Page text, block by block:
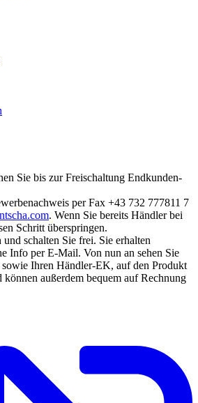
Sie bis zur Freischaltung Endkunden-
per Fax +43 732 777811 7
. Wenn Sie bereits Händler bei
Schritt überspringen.
schalten Sie frei. Sie erhalten
Info per E-Mail. Von nun an sehen Sie
Ihren Händler-EK, auf den Produkt
können außerdem bequem auf Rechnung